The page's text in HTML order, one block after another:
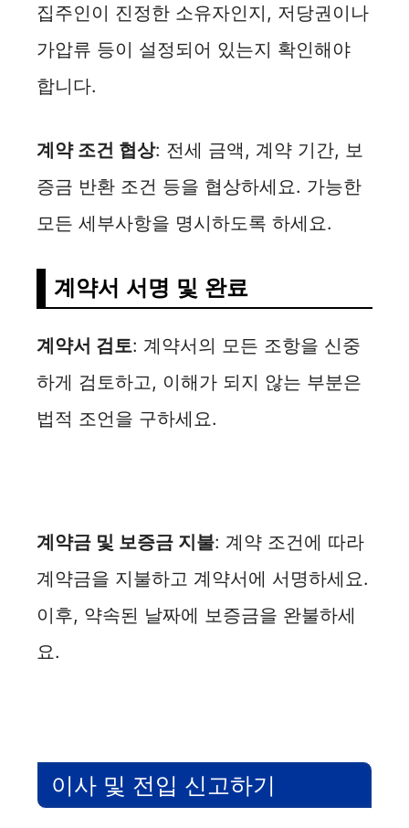
집주인이 진정한 소유자인지, 저당권이나
가압류 등이 설정되어 있는지 확인해야
합니다.
계약 조건 협상: 전세 금액, 계약 기간, 보
증금 반환 조건 등을 협상하세요. 가능한
모든 세부사항을 명시하도록 하세요.
계약서 서명 및 완료
계약서 검토: 계약서의 모든 조항을 신중
하게 검토하고, 이해가 되지 않는 부분은
법적 조언을 구하세요.
계약금 및 보증금 지불: 계약 조건에 따라
계약금을 지불하고 계약서에 서명하세요.
이후, 약속된 날짜에 보증금을 완불하세
요.
이사 및 전입 신고하기